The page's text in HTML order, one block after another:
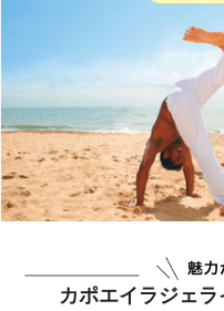
カポエイラジェ